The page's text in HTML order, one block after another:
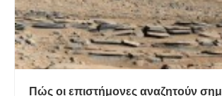
Πώς οι επιστήμονες αναζητούν